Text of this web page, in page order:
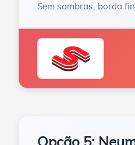
Sem sombras, borda